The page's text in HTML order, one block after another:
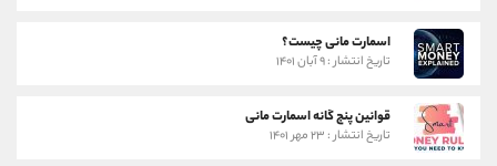
اسمارت مانی چیست؟
تاریخ انتشار : ۹ آبان ۱۴۰۱
قوانین پنج گانه اسمارت مانی
تاریخ انتشار : ۲۳ مهر ۱۴۰۱